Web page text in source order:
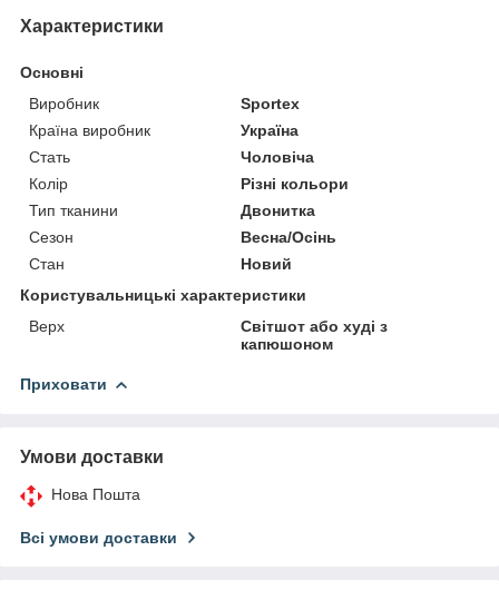
Характеристики
Основні
Виробник
Sportex
Країна виробник
Україна
Стать
Чоловіча
Колір
Різні кольори
Тип тканини
Двонитка
Сезон
Весна/Осінь
Стан
Новий
Користувальницькі характеристики
Верх
Світшот або худі з
капюшоном
Приховати
Умови доставки
Нова Пошта
Всі умови доставки